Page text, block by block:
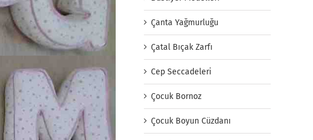
Çanta Yağmurluğu
Çatal Bıçak Zarfı
Cep Seccadeleri
Çocuk Bornoz
Çocuk Boyun Cüzdanı